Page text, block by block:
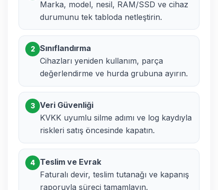
Marka, model, nesil, RAM/SSD ve cihaz
durumunu tek tabloda netleştirin.
2
Sınıflandırma
Cihazları yeniden kullanım, parça
değerlendirme ve hurda grubuna ayırın.
3
Veri Güvenliği
KVKK uyumlu silme adımı ve log kaydıyla
riskleri satış öncesinde kapatın.
4
Teslim ve Evrak
Faturalı devir, teslim tutanağı ve kapanış
raporuyla süreci tamamlayın.